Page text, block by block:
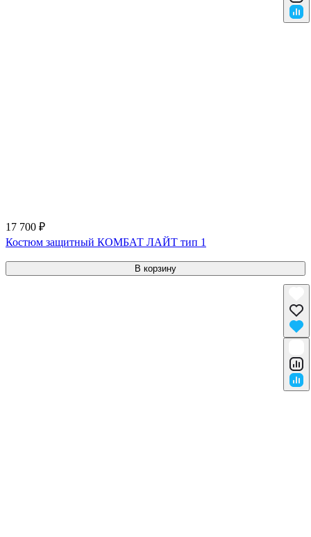
17 700 ₽
Костюм защитный КОМБАТ ЛАЙТ тип 1
В корзину